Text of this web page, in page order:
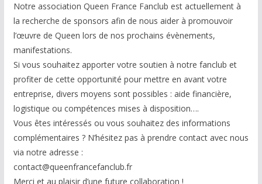
Notre association Queen France Fanclub est actuellement à
la recherche de sponsors afin de nous aider à promouvoir
l’œuvre de Queen lors de nos prochains évènements,
manifestations.
Si vous souhaitez apporter votre soutien à notre fanclub et
profiter de cette opportunité pour mettre en avant votre
entreprise, divers moyens sont possibles : aide financière,
logistique ou compétences mises à disposition….
Vous êtes intéressés ou vous souhaitez des informations
complémentaires ? N’hésitez pas à prendre contact avec nous
via notre adresse :
contact@queenfrancefanclub.fr
Merci et au plaisir d’une future collaboration !